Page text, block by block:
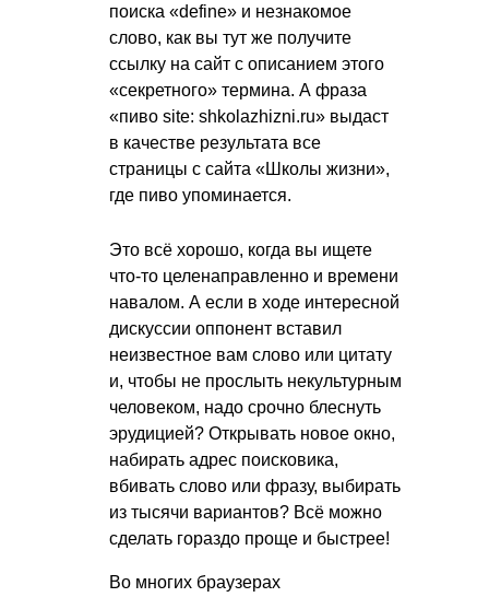
поиска «define» и незнакомое
слово, как вы тут же получите
ссылку на сайт с описанием этого
«секретного» термина. А фраза
«пиво site: shkolazhizni.ru» выдаст
в качестве результата все
страницы с сайта «Школы жизни»,
где пиво упоминается.
Это всё хорошо, когда вы ищете
что-то целенаправленно и времени
навалом. А если в ходе интересной
дискуссии оппонент вставил
неизвестное вам слово или цитату
и, чтобы не прослыть некультурным
человеком, надо срочно блеснуть
эрудицией? Открывать новое окно,
набирать адрес поисковика,
вбивать слово или фразу, выбирать
из тысячи вариантов? Всё можно
сделать гораздо проще и быстрее!
Во многих браузерах